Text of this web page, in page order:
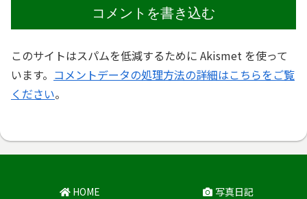
コメントを書き込む
このサイトはスパムを低減するために Akismet を使って
います。 コメントデータの処理方法の詳細はこちらをご覧
ください。
HOME
写真日記